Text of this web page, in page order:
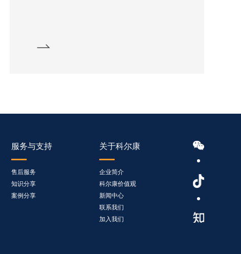
服务与支持
售后服务
知识分享
案例分享
关于科尔康
企业简介
科尔康价值观
新闻中心
联系我们
加入我们